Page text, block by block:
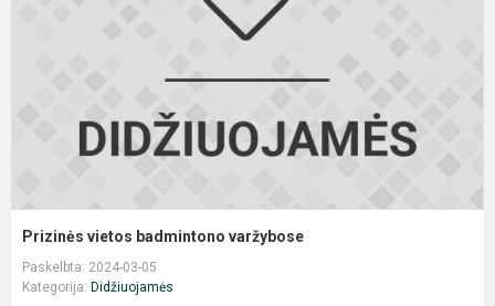
Prizinės vietos badmintono varžybose
Paskelbta: 2024-03-05
Kategorija: Didžiuojamės